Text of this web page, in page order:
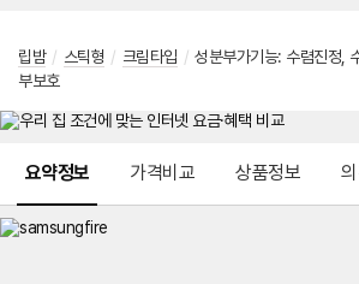
립밤 / 스틱형 / 크림타입 / 성분부가기능: 수렴진정
부보호
요약정보 가격비교 상품정보